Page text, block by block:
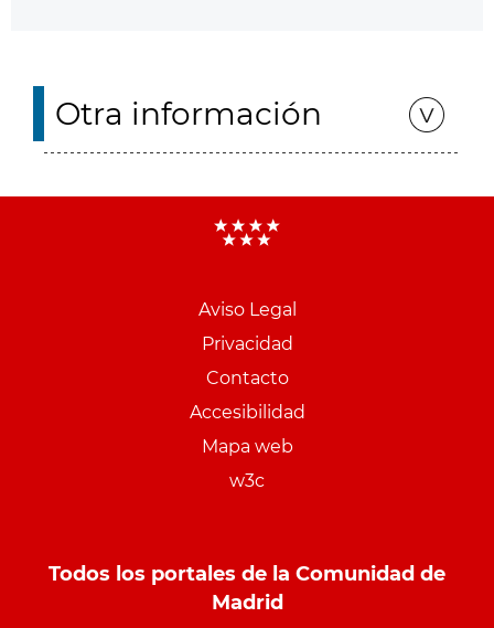
Otra información
Aviso Legal
Privacidad
Contacto
Accesibilidad
Mapa web
w3c
Todos los portales de la Comunidad de
Madrid